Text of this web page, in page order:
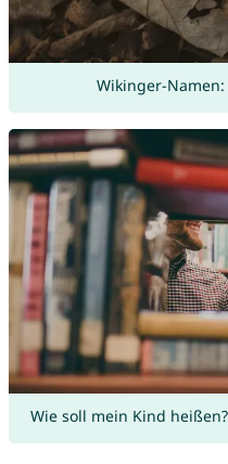
Wikinger-
Wie soll mein Kind